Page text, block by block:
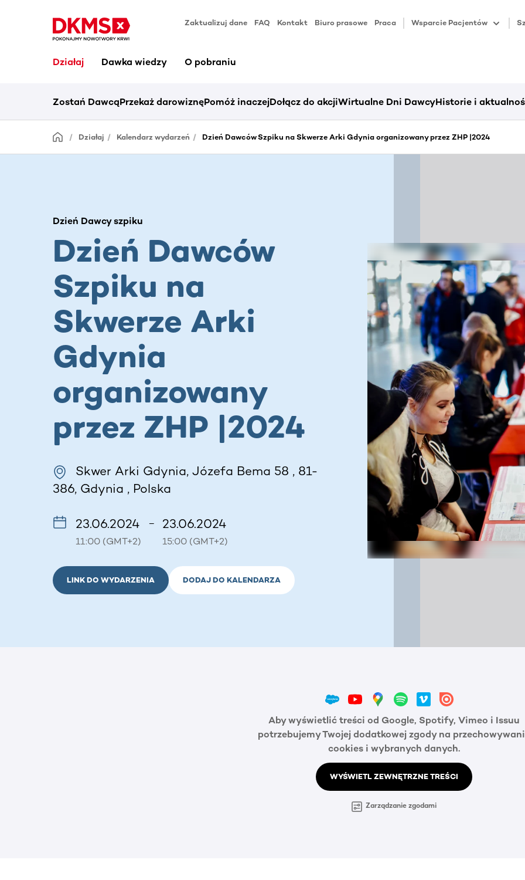
Zaktualizuj dane FAQ Kontakt Biuro prasowe Praca Wsparcie Pacjentów
Działaj Dawka wiedzy O pobraniu
Zostań DawcąPrzekaż darowiznęPomóż inaczejDołącz do akcjiWirtualne Dni DawcyHistorie i
Działaj Kalendarz wydarzeń Dzień Dawców Szpiku na Skwerze Arki Gdynia organizowany przez ZHP |2024
Dzień Dawcy szpiku
Dzień Dawców
Szpiku na
Skwerze Arki
Gdynia
organizowany
przez ZHP |2024
Skwer Arki Gdynia, Józefa Bema 58 , 81-
386, Gdynia , Polska
23.06.2024
11:00 (GMT+2)
– 23.06.2024
15:00 (GMT+2)
LINK DO WYDARZENIA DODAJ DO KALENDARZA
Aby wyświetlić treści od Google, Spotify, Vimeo i Issuu
potrzebujemy Twojej dodatkowej zgody na
cookies i wybranych danych.
WYŚWIETL ZEWNĘTRZNE TREŚCI
Zarządzanie zgodami